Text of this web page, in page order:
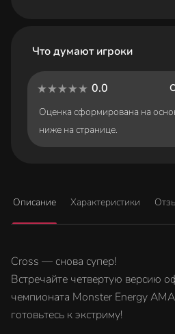
Что думают игроки
0.0
Оценка сформирована на
ниже на странице.
Описание Характеристики
Cross — снова супер!
Встречайте четвертую версию
чемпионата Monster Energy
готовьтесь к экстриму!